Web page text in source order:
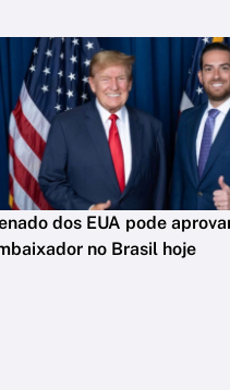
dos EUA pode
no Brasil hoje